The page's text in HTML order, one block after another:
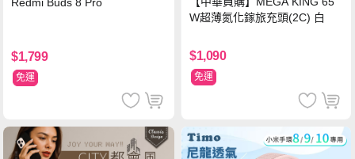
$1,799
免運
W超薄氮化鎵旅充頭(2C) 白
$1,090
免運